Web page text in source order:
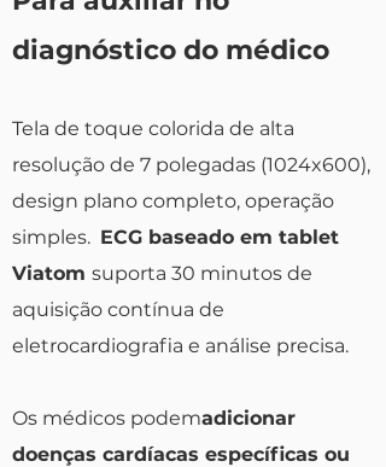
diagnóstico do médico
Tela de toque colorida de alta
resolução de 7 polegadas (1024x600),
design plano completo, operação
simples. ECG baseado em tablet
Viatom suporta 30 minutos de
aquisição contínua de
eletrocardiografia e análise precisa.
Os médicos podemadicionar
doenças cardíacas específicas ou